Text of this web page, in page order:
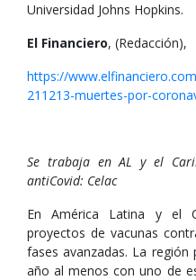
Universidad Johns Hopkins.
El Financiero, (Redacción),
https://
211213-muertes-por-
Se trabaja en AL y el
antiCovid: Celac
En América Latina y el
proyectos de vacunas
fases avanzadas. La
año al menos con uno de